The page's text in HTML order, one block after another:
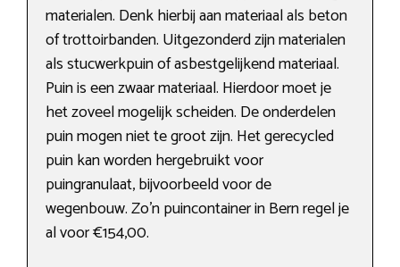
materialen. Denk hierbij aan materiaal als beton
of trottoirbanden. Uitgezonderd zijn materialen
als stucwerkpuin of asbestgelijkend materiaal.
Puin is een zwaar materiaal. Hierdoor moet je
het zoveel mogelijk scheiden. De onderdelen
puin mogen niet te groot zijn. Het gerecycled
puin kan worden hergebruikt voor
puingranulaat, bijvoorbeeld voor de
wegenbouw. Zo’n puincontainer in Bern regel je
al voor €154,00.